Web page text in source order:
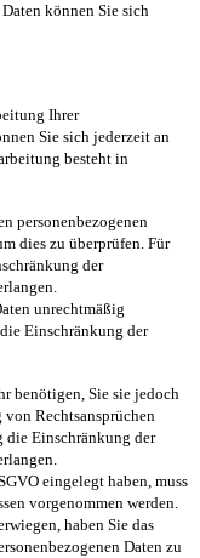
können Sie sich
Ihrer
Sie sich jederzeit an
besteht in
personenbezogenen
dies zu überprüfen. Für
der
unrechtmäßig
Einschränkung der
benötigen, Sie sie jedoch
Rechtsansprüchen
die Einschränkung der
eingelegt haben, muss
vorgenommen werden.
haben Sie das
Daten zu